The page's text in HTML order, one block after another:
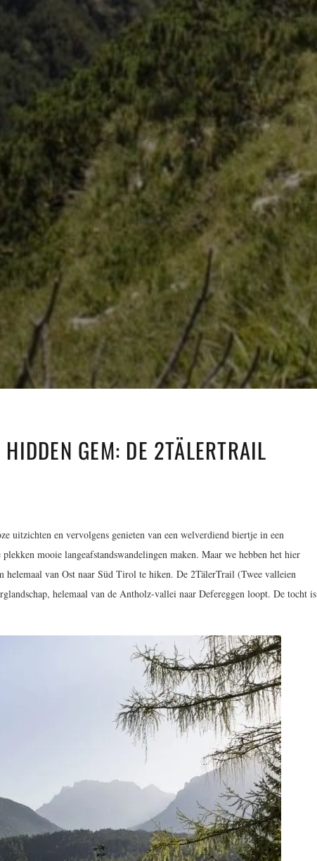
GEM: DE 2TÄLERTRAIL
uitzichten en vervolgens genieten van een welverdiend biertje in een
mooie langeafstandswandelingen maken. Maar we hebben het hier
helemaal van Ost naar Süd Tirol te hiken. De 2TälerTrail (Twee valleien
helemaal van de Antholz-vallei naar Defereggen loopt. De tocht is